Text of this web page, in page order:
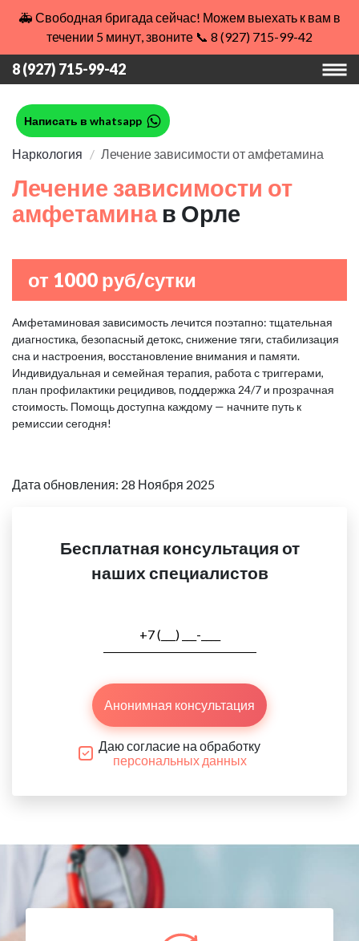
🚑 Свободная бригада сейчас! Можем выехать к вам в
течении 5 минут, звоните 📞 8 (927) 715-99-42
8 (927) 715-99-42
Написать в whatsapp
Наркология Лечение зависимости от амфетамина
Лечение зависимости от
амфетамина в Орле
от 1000 руб/сутки
Амфетаминовая зависимость лечится поэтапно: тщательная
диагностика, безопасный детокс, снижение тяги, стабилизация
сна и настроения, восстановление внимания и памяти.
Индивидуальная и семейная терапия, работа с триггерами,
план профилактики рецидивов, поддержка 24/7 и прозрачная
стоимость. Помощь доступна каждому — начните путь к
ремиссии сегодня!
Дата обновления: 28 Ноября 2025
Бесплатная консультация от
наших специалистов
Анонимная консультация
Даю согласие на обработку
персональных данных